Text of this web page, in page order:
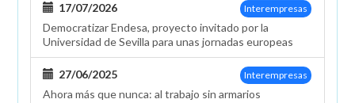
Interempresas
17/07/2026
Democratizar Endesa, proyecto invitado por la
Universidad de Sevilla para unas jornadas europeas
Interempresas
27/06/2025
Ahora más que nunca: al trabajo sin armarios